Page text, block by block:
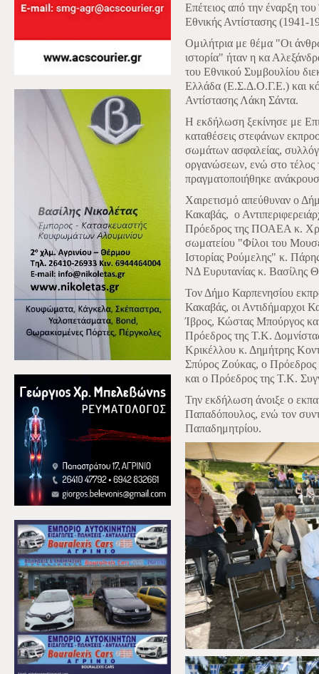
Επέτειος από την έναρξη
Εθνικής Αντίστασης (1941-
Ομιλήτρια με θέμα "Οι
ιστορία" ήταν η κα
του Εθνικού Συμβουλίου
Ελλάδα (Ε.Σ.Δ.Ο.Γ.Ε.) και
Αντίστασης Λάκη Σάντα.
Η εκδήλωση ξεκίνησε με
καταθέσεις στεφάνων
σωμάτων ασφαλείας,
οργανώσεων, ενώ στο τέλος
πραγματοποιήθηκε
Χαιρετισμό απεύθυναν ο
Κακαβάς, ο
Πρόεδρος της ΠΟΑΕΑ κ.
σωματείου "Φίλοι του
Ιστορίας Ρούμελης" κ.
ΝΔ Ευρυτανίας κ. Βασίλης
Τον Δήμο Καρπενησίου
Κακαβάς, οι Αντιδήμαρχοι
Ίβρος, Κώστας Μπούργος
Πρόεδρος της Τ.Κ.
Κρικέλλου κ. Δημήτρης
Σπύρος Ζούκας, ο
και ο Πρόεδρος της Τ.Κ.
Την εκδήλωση άνοιξε ο
Παπαδόπουλος, ενώ τον
Παπαδημητρίου.